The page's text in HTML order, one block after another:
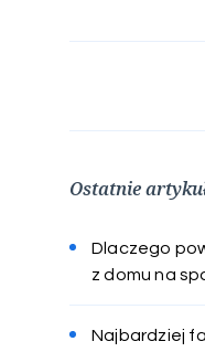
Ostatnie
Dlaczego
z domu na
Najbardziej